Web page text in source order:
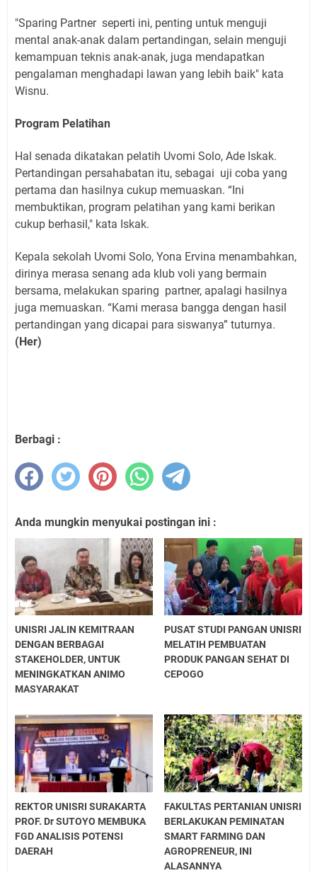
"Sparing Partner seperti ini, penting untuk menguji
mental anak-anak dalam pertandingan, selain menguji
kemampuan teknis anak-anak, juga mendapatkan
pengalaman menghadapi lawan yang lebih baik" kata
Wisnu.
Program Pelatihan
Hal senada dikatakan pelatih Uvomi Solo, Ade Iskak.
Pertandingan persahabatan itu, sebagai uji coba yang
pertama dan hasilnya cukup memuaskan. “Ini
membuktikan, program pelatihan yang kami berikan
cukup berhasil," kata Iskak.
Kepala sekolah Uvomi Solo, Yona Ervina menambahkan,
dirinya merasa senang ada klub voli yang bermain
bersama, melakukan sparing partner, apalagi hasilnya
juga memuaskan. “Kami merasa bangga dengan hasil
pertandingan yang dicapai para siswanya” tuturnya.
(Her)
Berbagi :
Anda mungkin menyukai postingan ini :
UNISRI JALIN KEMITRAAN
DENGAN BERBAGAI
STAKEHOLDER, UNTUK
MENINGKATKAN ANIMO
MASYARAKAT
PUSAT STUDI PANGAN UNISRI
MELATIH PEMBUATAN
PRODUK PANGAN SEHAT DI
CEPOGO
REKTOR UNISRI SURAKARTA
PROF. Dr SUTOYO MEMBUKA
FGD ANALISIS POTENSI
DAERAH
FAKULTAS PERTANIAN UNISRI
BERLAKUKAN PEMINATAN
SMART FARMING DAN
AGROPRENEUR, INI
ALASANNYA